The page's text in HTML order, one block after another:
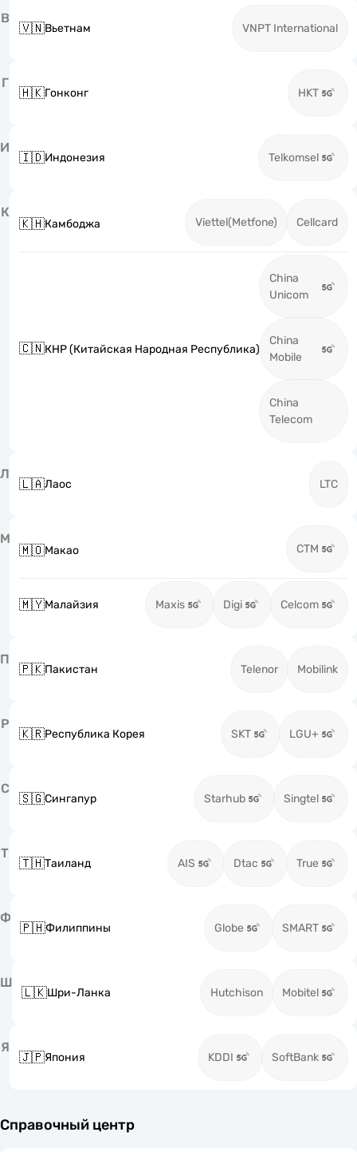
В
🇻🇳Вьетнам VNPT International
Г
🇭🇰Гонконг HKT
И
🇮🇩Индонезия Telkomsel
К
🇰🇭Камбоджа Viettel(Metfone) Cellcard
🇨🇳КНР (Китайская Народная Республика)
China
Unicom
China
Mobile
China
Telecom
Л
🇱🇦Лаос LTC
М
🇲🇴Макао CTM
🇲🇾Малайзия Maxis Digi Celcom
П
🇵🇰Пакистан Telenor Mobilink
Р
🇰🇷Республика Корея SKT LGU+
С
🇸🇬Сингапур Starhub Singtel
Т
🇹🇭Таиланд AIS Dtac True
Ф
🇵🇭Филиппины Globe SMART
Ш
🇱🇰Шри-Ланка Hutchison Mobitel
Я
🇯🇵Япония KDDI SoftBank
Справочный центр